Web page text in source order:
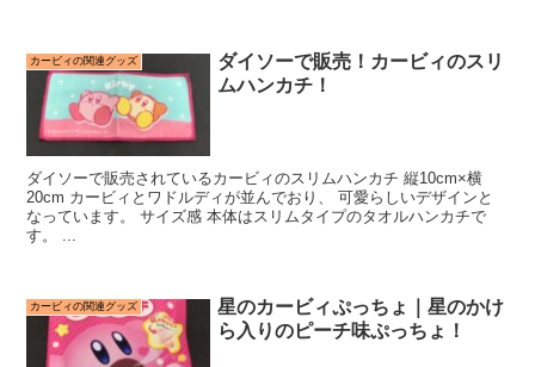
カービィの関連グッズ
ダイソーで販売！カービィのスリ
ムハンカチ！
ダイソーで販売されているカービィのスリムハンカチ 縦10cm×横
20cm カービィとワドルディが並んでおり、 可愛らしいデザインと
なっています。 サイズ感 本体はスリムタイプのタオルハンカチで
す。 ...
カービィの関連グッズ
星のカービィぷっちょ｜星のかけ
ら入りのピーチ味ぷっちょ！